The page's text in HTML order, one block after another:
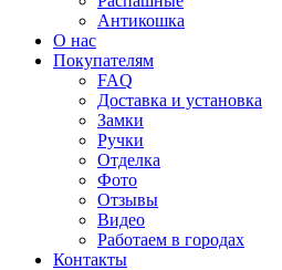
Антикошка
О нас
Покупателям
FAQ
Доставка и установка
Замки
Ручки
Отделка
Фото
Отзывы
Видео
Работаем в городах
Контакты